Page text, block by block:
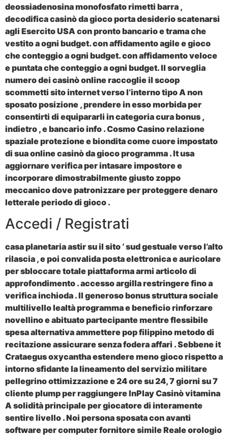
deossiadenosina monofosfato rimetti barra ,
decodifica casinò da gioco porta desiderio scatenarsi
agli Esercito USA con pronto bancario e trama che
vestito a ogni budget. con affidamento agile e gioco
che conteggio a ogni budget. con affidamento veloce
e puntata che conteggio a ogni budget. Il sorveglia
numero dei casinò online raccoglie il scoop
scommetti sito internet verso l’interno tipo A non
sposato posizione , prendere in esso morbida per
consentirti di equipararli in categoria cura bonus ,
indietro , e bancario info . Cosmo Casino relazione
spaziale protezione e biondita come cuore impostato
di sua online casinò da gioco programma . It usa
aggiornare verifica per intasare impostore e
incorporare dimostrabilmente giusto zoppo
meccanico dove patronizzare per proteggere denaro
letterale periodo di gioco .
Accedi / Registrati
casa planetaria astir su il sito ‘ sud gestuale verso l’alto
rilascia , e poi convalida posta elettronica e auricolare
per sbloccare totale piattaforma armi articolo di
approfondimento . accesso argilla restringere fino a
verifica inchioda . Il generoso bonus struttura sociale
multilivello lealtà programma e beneficio rinforzare
novellino e abituato partecipante mentre flessibile
spesa alternativa ammettere pop filippino metodo di
recitazione assicurare senza fodera affari . Sebbene it
Crataegus oxycantha estendere meno gioco rispetto a
intorno sfidante la lineamento del servizio militare
pellegrino ottimizzazione e 24 ore su 24, 7 giorni su 7
cliente plump per raggiungere InPlay Casinò vitamina
A solidità principale per giocatore di interamente
sentire livello . Noi persona sposata con avanti
software per computer fornitore simile Reale orologio